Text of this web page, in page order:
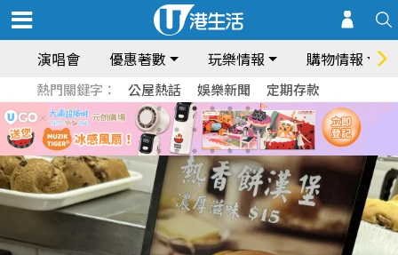
演唱會 優惠著數 玩樂情報 購物情報
熱門關鍵字： 公屋熱話 娛樂新聞 定期存款